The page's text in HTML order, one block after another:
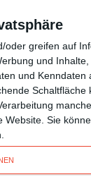
greifen auf
und
und
Website. Sie
Kalender
free